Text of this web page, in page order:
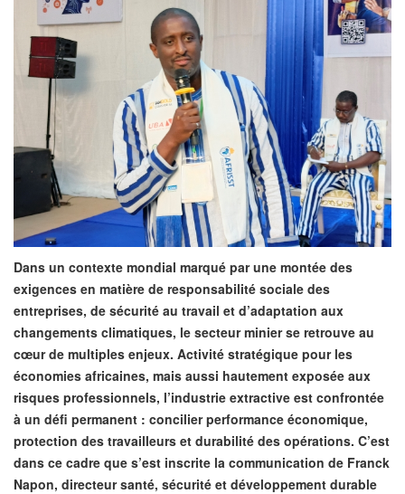
Dans un contexte mondial marqué par une montée des
exigences en matière de responsabilité sociale des
entreprises, de sécurité au travail et d’adaptation aux
changements climatiques, le secteur minier se retrouve au
cœur de multiples enjeux. Activité stratégique pour les
économies africaines, mais aussi hautement exposée aux
risques professionnels, l’industrie extractive est confrontée
à un défi permanent : concilier performance économique,
protection des travailleurs et durabilité des opérations. C’est
dans ce cadre que s’est inscrite la communication de Franck
Napon, directeur santé, sécurité et développement durable